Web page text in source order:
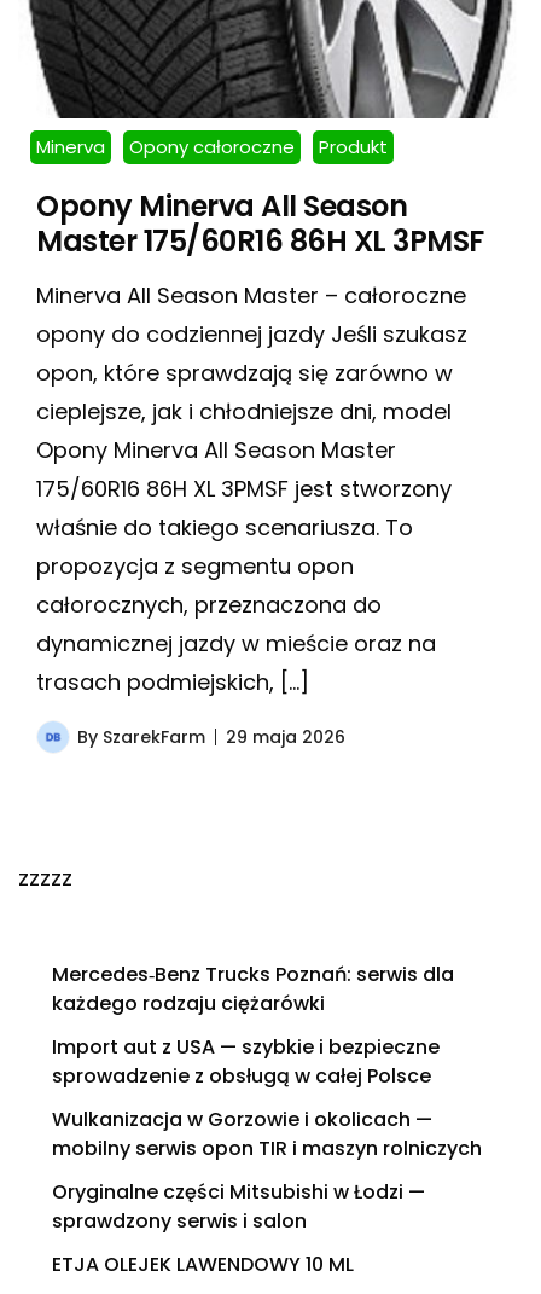
Minerva Opony całoroczne Produkt
Opony Minerva All Season
Master 175/60R16 86H XL 3PMSF
Minerva All Season Master – całoroczne
opony do codziennej jazdy Jeśli szukasz
opon, które sprawdzają się zarówno w
cieplejsze, jak i chłodniejsze dni, model
Opony Minerva All Season Master
175/60R16 86H XL 3PMSF jest stworzony
właśnie do takiego scenariusza. To
propozycja z segmentu opon
całorocznych, przeznaczona do
dynamicznej jazdy w mieście oraz na
trasach podmiejskich, […]
By SzarekFarm 29 maja 2026
zzzzz
Mercedes‑Benz Trucks Poznań: serwis dla
każdego rodzaju ciężarówki
Import aut z USA — szybkie i bezpieczne
sprowadzenie z obsługą w całej Polsce
Wulkanizacja w Gorzowie i okolicach —
mobilny serwis opon TIR i maszyn rolniczych
Oryginalne części Mitsubishi w Łodzi —
sprawdzony serwis i salon
ETJA OLEJEK LAWENDOWY 10 ML